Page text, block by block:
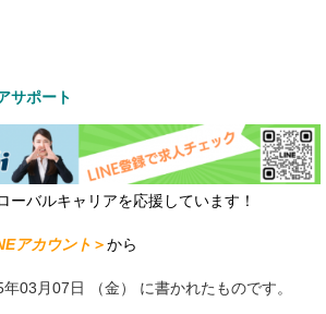
サポート
ーバルキャリアを応援しています！
アカウント ＞から
03月07日 （金） に書かれたものです。